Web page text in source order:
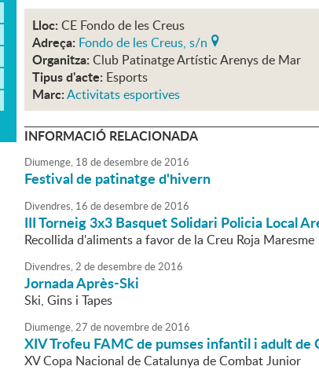
Lloc: CE Fondo de les Creus
Adreça: Fondo de les Creus, s/n
Organitza: Club Patinatge Artístic Arenys de Mar
Tipus d'acte: Esports
Marc:Activitats esportives
INFORMACIÓ RELACIONADA
Diumenge, 18 dedesembrede2016
Festival de patinatge d'hivern
Divendres, 16 dedesembrede2016
III Torneig 3x3 Basquet Solidari Policia Local
Recollida d'aliments a favor de la Creu Roja Maresme
Divendres,2 dedesembrede2016
Jornada Après-Ski
Ski, Gins i Tapes
Diumenge,27 de novembrede2016
XIV Trofeu FAMC de pumses infantil i adult de
XV Copa Nacional de Catalunya de Combat Junior